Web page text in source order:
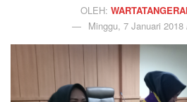
OLEH:
Minggu, 7 Januari